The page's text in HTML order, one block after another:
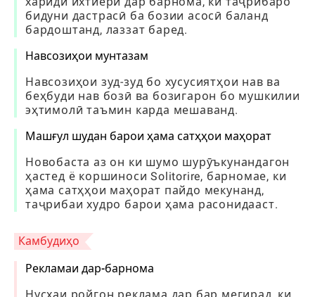
бидуни дастрасӣ ба бозии асосӣ баланд
бардоштанд, лаззат баред.
Навсозиҳои мунтазам
Навсозиҳои зуд-зуд бо хусусиятҳои нав ва
беҳбуди нав бозӣ ва бозигарон бо мушкилии
эҳтимолӣ таъмин карда мешаванд.
Машғул шудан барои ҳама сатҳҳои маҳорат
Новобаста аз он ки шумо шурӯъкунандагон
ҳастед ё коршиноси Solitorire, барномае, ки
ҳама сатҳҳои маҳорат пайдо мекунанд,
таҷрибаи худро барои ҳама расонидааст.
Камбудиҳо
Рекламаи дар-барнома